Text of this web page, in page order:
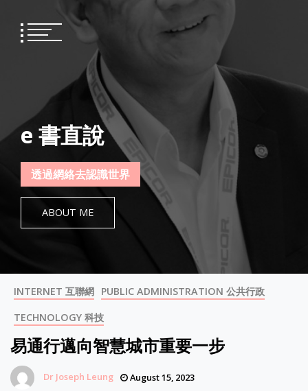
content
e 書直說
透過網絡去認識世界
ABOUT ME
INTERNET 互聯網 PUBLIC ADMINISTRATION 公共行政
TECHNOLOGY 科技
易通行邁向智慧城市重要一步
Dr Joseph Leung August 15, 2023